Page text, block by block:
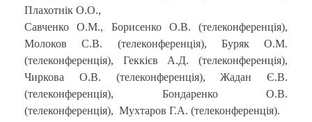
Плахотнік О.О.,
Савченко О.М., Борисенко О.В. (телеконференція),
Молоков С.В. (телеконференція), Буряк О.М.
(телеконференція), Геккієв А.Д. (телеконференція),
Чиркова О.В. (телеконференція), Жадан Є.В.
(телеконференція), Бондаренко О.В.
(телеконференція), Мухтаров Г.А. (телеконференція).